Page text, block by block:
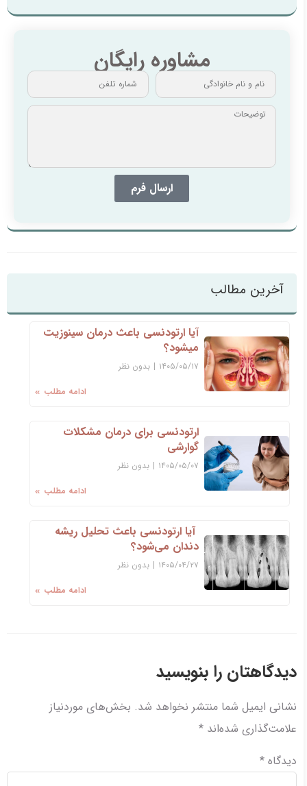
مشاوره رایگان
ارسال فرم
آخرین مطالب
آیا ارتودنسی باعث درمان سینوزیت
میشود؟
۱۴۰۵/۰۵/۱۷ | بدون نظر
ادامه مطلب
ارتودنسی برای درمان مشکلات
گوارشی
۱۴۰۵/۰۵/۰۷ | بدون نظر
ادامه مطلب
آیا ارتودنسی باعث تحلیل ریشه
دندان می‌شود؟
۱۴۰۵/۰۴/۲۷ | بدون نظر
ادامه مطلب
دیدگاهتان را بنویسید
نشانی ایمیل شما منتشر نخواهد شد. بخش‌های موردنیاز
علامت‌گذاری شده‌اند *
دیدگاه *